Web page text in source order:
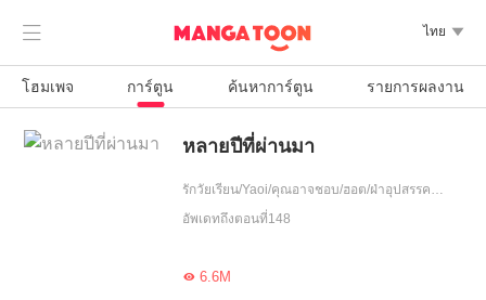
 ไทย 
โฮมเพจ การ์ตูน ค้นหาการ์ตูน รายการผลงาน
หลายปีที่ผ่านมา
รักวัยเรียน/Yaoi/คุณอาจชอบ/ฮอต/ฝ่าอุปสรรค/วัยรุ่น/อุ่นใจ/รักเดียวใจเดียว/โชคชะตา/สดใส/จบ
อัพเดทถึงตอนที่148
6.6M